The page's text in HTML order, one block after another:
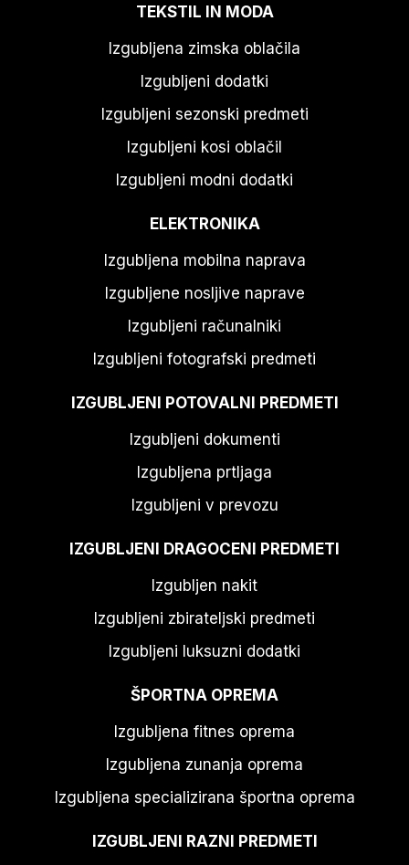
TEKSTIL IN MODA
Izgubljena zimska oblačila
Izgubljeni dodatki
Izgubljeni sezonski predmeti
Izgubljeni kosi oblačil
Izgubljeni modni dodatki
ELEKTRONIKA
Izgubljena mobilna naprava
Izgubljene nosljive naprave
Izgubljeni računalniki
Izgubljeni fotografski predmeti
IZGUBLJENI POTOVALNI PREDMETI
Izgubljeni dokumenti
Izgubljena prtljaga
Izgubljeni v prevozu
IZGUBLJENI DRAGOCENI PREDMETI
Izgubljen nakit
Izgubljeni zbirateljski predmeti
Izgubljeni luksuzni dodatki
ŠPORTNA OPREMA
Izgubljena fitnes oprema
Izgubljena zunanja oprema
Izgubljena specializirana športna oprema
IZGUBLJENI RAZNI PREDMETI